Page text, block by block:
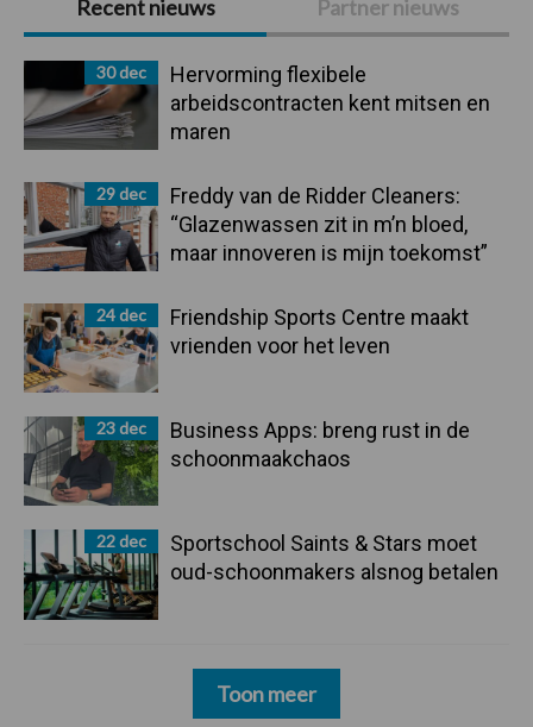
Sidebar
Recent nieuws Partner nieuws
30 dec
Hervorming flexibele
arbeidscontracten kent mitsen en
maren
29 dec
Freddy van de Ridder Cleaners:
“Glazenwassen zit in m’n bloed,
maar innoveren is mijn toekomst”
24 dec
Friendship Sports Centre maakt
vrienden voor het leven
23 dec
Business Apps: breng rust in de
schoonmaakchaos
22 dec
Sportschool Saints & Stars moet
oud-schoonmakers alsnog betalen
Toon meer